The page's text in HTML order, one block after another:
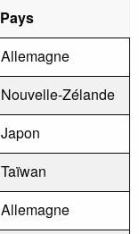
Pays
Allemagne
Nouvelle-Zélande
Japon
Taïwan
Allemagne